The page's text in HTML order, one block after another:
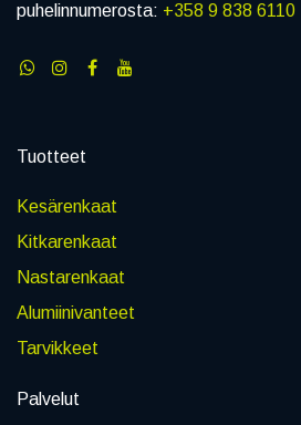
puhelinnumerosta: +358 9 838 6110
Tuotteet
Kesärenkaat
Kitkarenkaat
Nastarenkaat
Alumiinivanteet
Tarvikkeet
Palvelut